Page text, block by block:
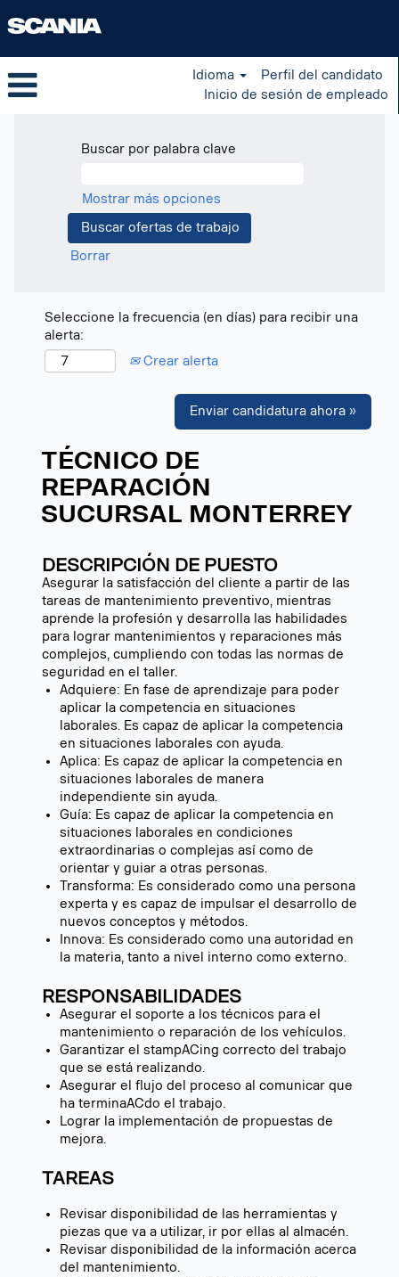
Idioma
Perfil del candidato
Inicio de sesión de empleado
Buscar por palabra clave
Mostrar más opciones
Borrar
Seleccione la frecuencia (en días) para recibir una
alerta:
Crear alerta
Enviar candidatura ahora »
TÉCNICO DE
REPARACIÓN
SUCURSAL MONTERREY
DESCRIPCIÓN DE PUESTO
Asegurar la satisfacción del cliente a partir de las
tareas de mantenimiento preventivo, mientras
aprende la profesión y desarrolla las habilidades
para lograr mantenimientos y reparaciones más
complejos, cumpliendo con todas las normas de
seguridad en el taller.
Adquiere: En fase de aprendizaje para poder
aplicar la competencia en situaciones
laborales. Es capaz de aplicar la competencia
en situaciones laborales con ayuda.
Aplica: Es capaz de aplicar la competencia en
situaciones laborales de manera
independiente sin ayuda.
Guía: Es capaz de aplicar la competencia en
situaciones laborales en condiciones
extraordinarias o complejas así como de
orientar y guiar a otras personas.
Transforma: Es considerado como una persona
experta y es capaz de impulsar el desarrollo de
nuevos conceptos y métodos.
Innova: Es considerado como una autoridad en
la materia, tanto a nivel interno como externo.
RESPONSABILIDADES
Asegurar el soporte a los técnicos para el
mantenimiento o reparación de los vehículos.
Garantizar el stampACing correcto del trabajo
que se está realizando.
Asegurar el flujo del proceso al comunicar que
ha terminaACdo el trabajo.
Lograr la implementación de propuestas de
mejora.
TAREAS
Revisar disponibilidad de las herramientas y
piezas que va a utilizar, ir por ellas al almacén.
Revisar disponibilidad de la información acerca
del mantenimiento.